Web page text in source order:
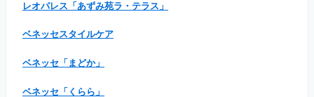
レオパレス「あずみ苑ラ・テラス」
ベネッセスタイルケア
ベネッセ「まどか」
ベネッセ「くらら」